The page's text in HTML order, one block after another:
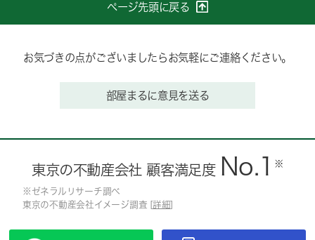
ページ先頭に戻る
お気づきの点がございましたらお気軽にご連絡ください。
部屋まるに意見を送る
東京の不動産会社 顧客満足度 No.1 ※
※ゼネラルリサーチ調べ
東京の不動産会社イメージ調査 [ 詳細